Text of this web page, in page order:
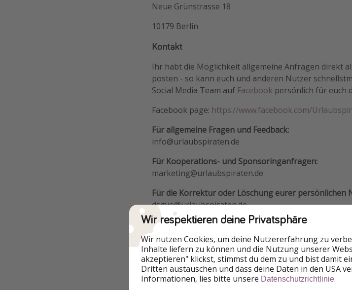
Neue Grünstrasse 18
10179 Berlin
Kontakt
Ihr habt die Möglichkeit allgemeine Anfragen direkt
posten - so kann euch und anderen Nutzer
Social Media Team auf Facebook persönlich für euch
Facebook page: https://www.facebook.com/
Für allgemeine Fragen und Feedback:
info@urlaubspiraten.de
Für Kooperations- und Sponsoringanfragen:
marketing@urlaubspiraten.de
Für die Korrektur oder Löschung eurer persönlichen
dsgvo@urlaubspiraten.de
Informationen für Partner:
https://www.urlaubspiraten.de/partner
Der Datenschutzbeauftrage der HolidayPirates
datenschutz@urlaubspiraten.de
Wir respektieren deine Privatsphäre
Wir nutzen Cookies, um deine Nutzererfahrung zu
Inhalte liefern zu können und die Nutzung unserer
akzeptieren" klickst, stimmst du dem zu und bist damit
Dritten austauschen und dass deine Daten in den USA
Informationen, lies bitte unsere Datenschutzrichtlinie.